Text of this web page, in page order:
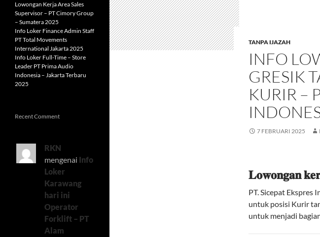
TANPA IJAZAH
INFO
GRESIK
KURIR –
7 FEBRUARI 2025
𝐋𝐨𝐰𝐨𝐧𝐠𝐚𝐧
PT. Sicepat Ekspres
untuk posisi Kurir
untuk menjadi
Lowongan Kerja Area Sales
Supervisor – PT Cimory Group
– Sumatera 2025
Info Loker Finance Admin Staff
PT Total Movements
International Jakarta 2025
Info Loker Full-Time – Store
Leader PT Prima Audio
Indonesia – Jakarta Terbaru
2025
Recent Comment
RKN
mengenai Info
Loker
Karawang
hari ini
Operator
Forklift – PT
Alam